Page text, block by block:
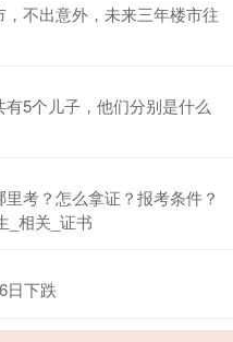
不出意外，未来三年楼市往
5个儿子，他们分别是什么
考？怎么拿证？报考条件？
_相关_证书
日下跌